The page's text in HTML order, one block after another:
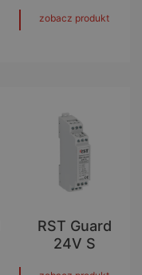
zobacz produkt
RST Guard
24V S